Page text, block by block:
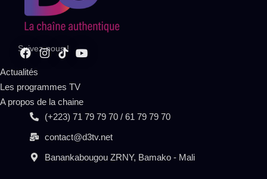
Suivez-nous !
Actualités
Les programmes TV
A propos de la chaine
(+223) 71 79 79 70 / 61 79 79 70
contact@d3tv.net
Banankabougou ZRNY, Bamako - Mali